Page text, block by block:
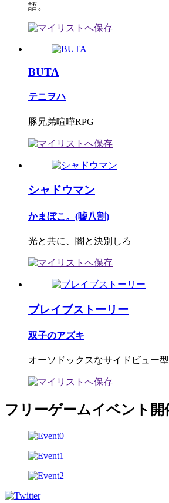
語。
BUTA
テニヲハ
豚兄弟喧嘩RPG
シャドウマン
かまぼこ。(嘘八割)
光と共に、闇と決別しろ
ブレイブストーリー
双子のアズキ
オーソドックスなサイドビュー型
フリーゲームイベント開